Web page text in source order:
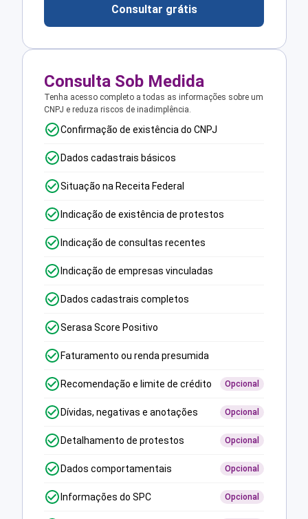
Consultar grátis
Consulta Sob Medida
Tenha acesso completo a todas as informações sobre um
CNPJ e reduza riscos de inadimplência.
Confirmação de existência do CNPJ
Dados cadastrais básicos
Situação na Receita Federal
Indicação de existência de protestos
Indicação de consultas recentes
Indicação de empresas vinculadas
Dados cadastrais completos
Serasa Score Positivo
Faturamento ou renda presumida
Recomendação e limite de crédito Opcional
Dívidas, negativas e anotações Opcional
Detalhamento de protestos Opcional
Dados comportamentais Opcional
Informações do SPC Opcional